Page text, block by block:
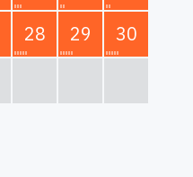
28 29
30